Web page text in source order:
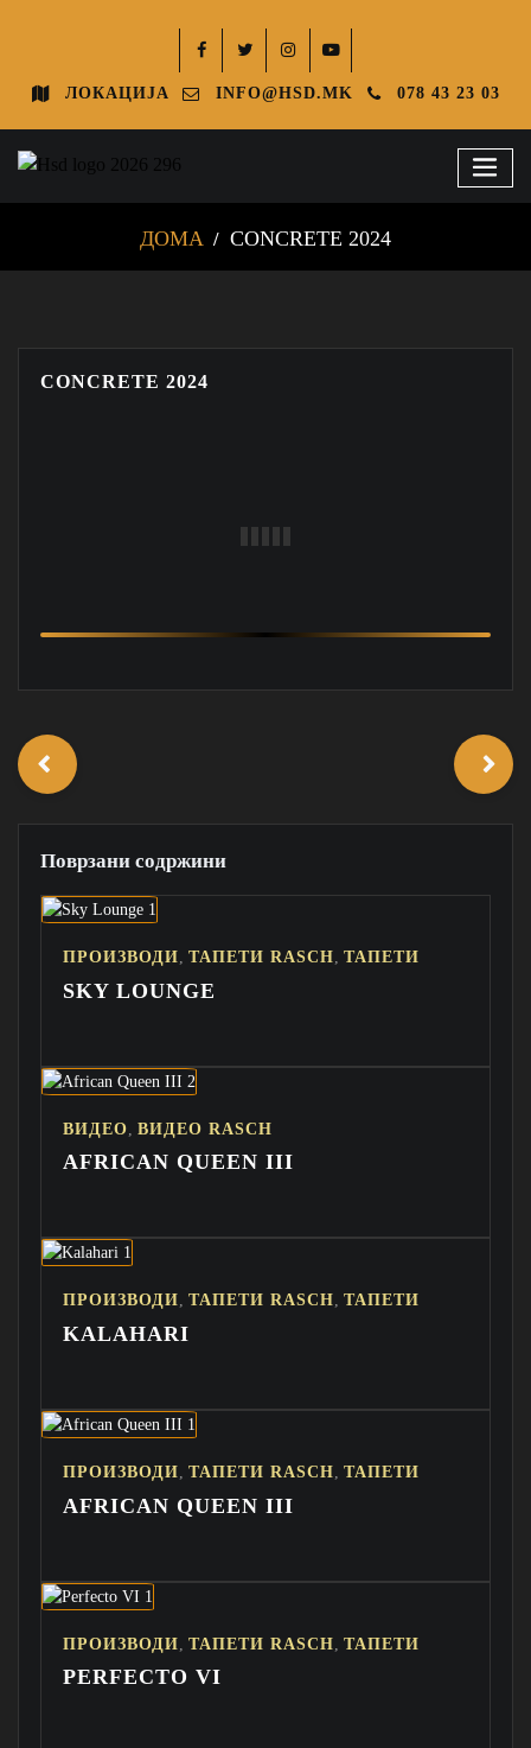
ЛОКАЦИЈА INFO@HSD.MK 078 43 23 03
ДОМА CONCRETE 2024
CONCRETE 2024
Поврзани содржини
ПРОИЗВОДИ ТАПЕТИ RASCH ТАПЕТИ
SKY LOUNGE
ВИДЕО ВИДЕО RASCH
AFRICAN QUEEN III
ПРОИЗВОДИ ТАПЕТИ RASCH ТАПЕТИ
KALAHARI
ПРОИЗВОДИ ТАПЕТИ RASCH ТАПЕТИ
AFRICAN QUEEN III
ПРОИЗВОДИ ТАПЕТИ RASCH ТАПЕТИ
PERFECTO VI